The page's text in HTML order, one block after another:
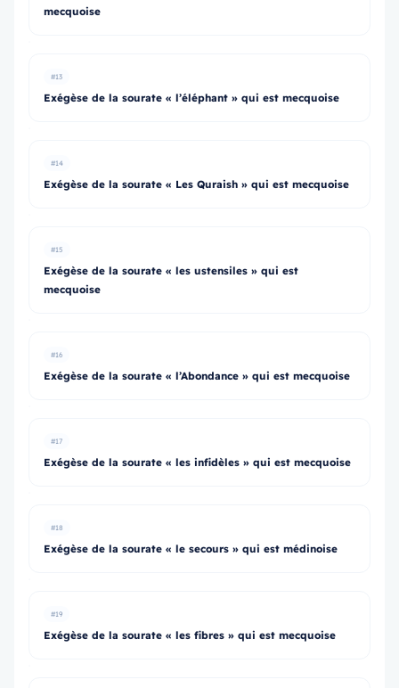
mecquoise
#13
Exégèse de la sourate « l’éléphant » qui est mecquoise
#14
Exégèse de la sourate « Les Quraish » qui est mecquoise
#15
Exégèse de la sourate « les ustensiles » qui est
mecquoise
#16
Exégèse de la sourate « l’Abondance » qui est mecquoise
#17
Exégèse de la sourate « les infidèles » qui est mecquoise
#18
Exégèse de la sourate « le secours » qui est médinoise
#19
Exégèse de la sourate « les fibres » qui est mecquoise